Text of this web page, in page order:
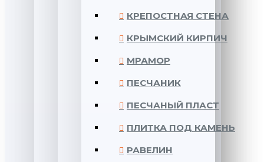
КРЕПОСТНАЯ СТЕНА
КРЫМСКИЙ КИРПИЧ
МРАМОР
ПЕСЧАНИК
ПЕСЧАНЫЙ ПЛАСТ
ПЛИТКА ПОД КАМЕНЬ
РАВЕЛИН